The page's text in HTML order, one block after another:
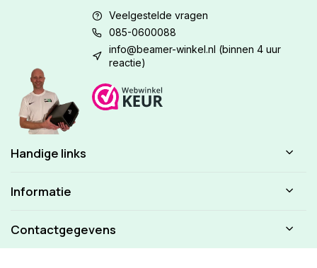
Veelgestelde vragen
085-0600088
info@beamer-winkel.nl (binnen 4 uur
reactie)
Handige links
Informatie
Contactgegevens